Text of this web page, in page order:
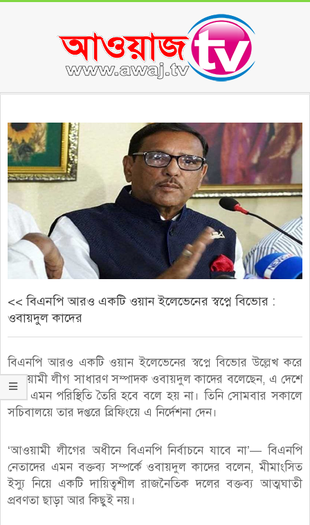
Menu
<< বিএনপি আরও একটি ওয়ান ইলেভেনের স্বপ্নে বিভোর :
ওবায়দুল কাদের
বিএনপি আরও একটি ওয়ান ইলেভেনের স্বপ্নে বিভোর উল্লেখ করে
আওয়ামী লীগ সাধারণ সম্পাদক ওবায়দুল কাদের বলেছেন, এ দেশে
আর এমন পরিস্থিতি তৈরি হবে বলে হয় না। তিনি সোমবার সকালে
সচিবালয়ে তার দপ্তরে ব্রিফিংয়ে এ নির্দেশনা দেন।
‘আওয়ামী লীগের অধীনে বিএনপি নির্বাচনে যাবে না’— বিএনপি
নেতাদের এমন বক্তব্য সম্পর্কে ওবায়দুল কাদের বলেন, মীমাংসিত
ইস্যু নিয়ে একটি দায়িত্বশীল রাজনৈতিক দলের বক্তব্য আত্মঘাতী
প্রবণতা ছাড়া আর কিছুই নয়।